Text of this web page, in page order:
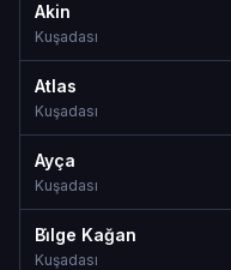
Akin
Kuşadası
Atlas
Kuşadası
Ayça
Kuşadası
Bi̇lge Kağan
Kuşadası